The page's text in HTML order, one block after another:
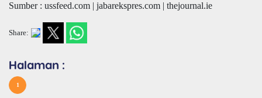
Sumber : ussfeed.com | jabarekspres.com | thejournal.ie
Share:
Halaman :
1